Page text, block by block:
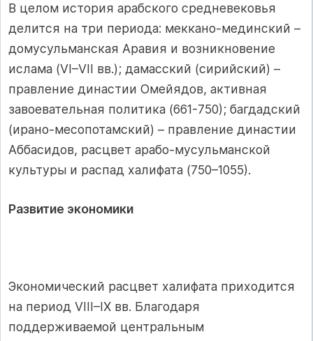
В целом история арабского средневековья
делится на три периода: меккано-мединский –
домусульманская Аравия и возникновение
ислама (VI–VII вв.); дамасский (сирийский) –
правление династии Омейядов, активная
завоевательная политика (661-750); багдадский
(ирано-месопотамский) – правление династии
Аббасидов, расцвет арабо-мусульманской
культуры и распад халифата (750–1055).
Развитие экономики
Экономический расцвет халифата приходится
на период VIII–IX вв. Благодаря
поддерживаемой центральным